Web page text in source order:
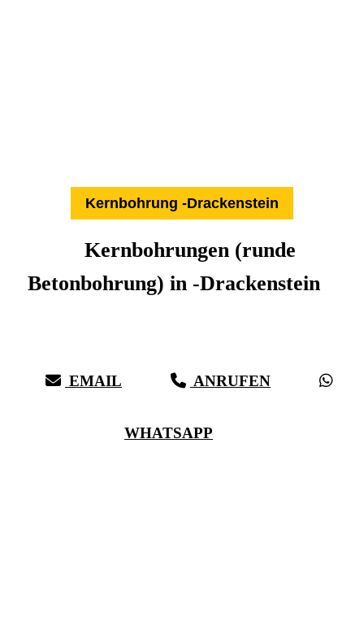
Kernbohrung -Drackenstein
Kernbohrungen (runde
Betonbohrung) in -Drackenstein
EMAIL ANRUFEN
WHATSAPP